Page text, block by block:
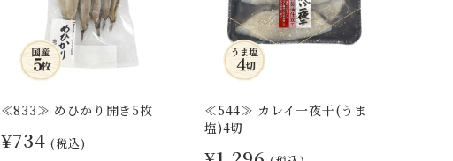
≪833≫ めひかり開き5枚
¥734 (税込)
≪544≫ カレイ一夜干(うま
塩)4切